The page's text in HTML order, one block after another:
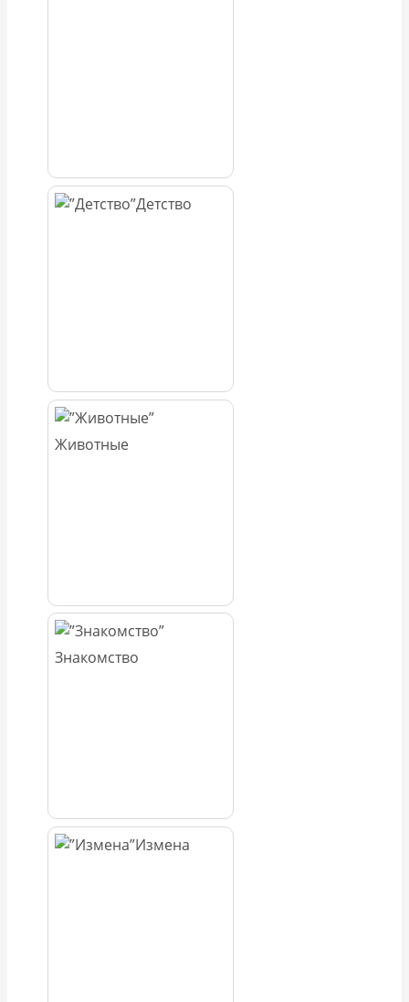
Детство
Животные
Знакомство
Измена